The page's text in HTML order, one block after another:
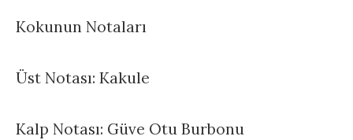
Kokunun Notaları
Üst Notası: Kakule
Kalp Notası: Güve Otu Burbonu